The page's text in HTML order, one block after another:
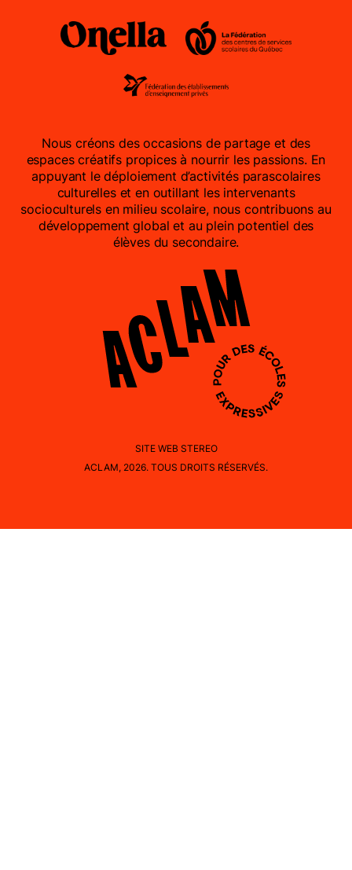
Nous créons des occasions de partage et des
espaces créatifs propices à nourrir les passions. En
appuyant le déploiement d’activités parascolaires
culturelles et en outillant les intervenants
socioculturels en milieu scolaire, nous contribuons au
développement global et au plein potentiel des
élèves du secondaire.
SITE WEB STEREO
ACLAM, 2026. TOUS DROITS RÉSERVÉS.